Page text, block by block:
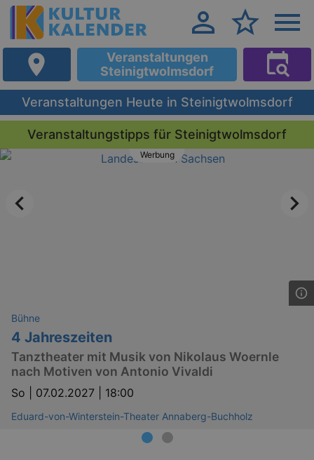
Veranstaltungen
Steinigtwolmsdorf
Veranstaltungen Heute in Steinigtwolmsdorf
Veranstaltungstipps für Steinigtwolmsdorf
Werbung
Bühne
4 Jahreszeiten
Tanztheater mit Musik von Nikolaus Woernle
nach Motiven von Antonio Vivaldi
So | 07.02.2027 | 18:00
Eduard-von-Winterstein-Theater Annaberg-Buchholz